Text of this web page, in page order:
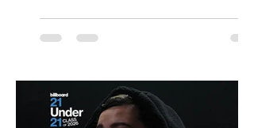
agosto, el Parque Arena Temuco será
escenario de una noche dedicada al indie
banda que llegará a la capital de La
Araucanía para ofrecer un show cargado
de energía, guitarras y canciones que han